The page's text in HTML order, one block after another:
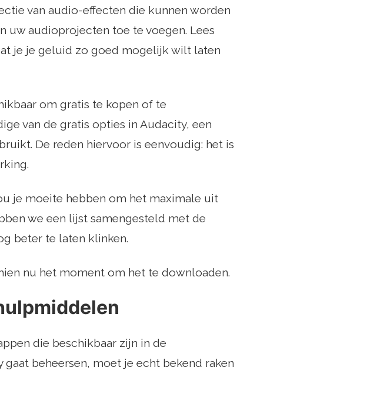
van audio-effecten die kunnen worden
uw audioprojecten toe te voegen. Lees
je je geluid zo goed mogelijk wilt laten
om gratis te kopen of te
van de gratis opties in Audacity, een
De reden hiervoor is eenvoudig: het is
je moeite hebben om het maximale uit
we een lijst samengesteld met de
beter te laten klinken.
nu het moment om het te downloaden.
die beschikbaar zijn in de
gaat beheersen, moet je echt bekend raken